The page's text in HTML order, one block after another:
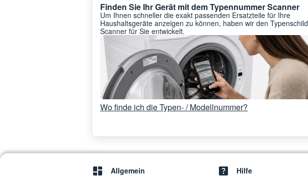
Finden Sie Ihr Gerät mit dem Typennummer Scanner
Um Ihnen schneller die exakt passenden Ersatzteile für Ihre
Haushaltsgeräte anzeigen zu können, haben wir den Typenschild
Scanner für Sie entwickelt.
Wo finde ich die Typen- / Modellnummer?
Allgemein
Hilfe